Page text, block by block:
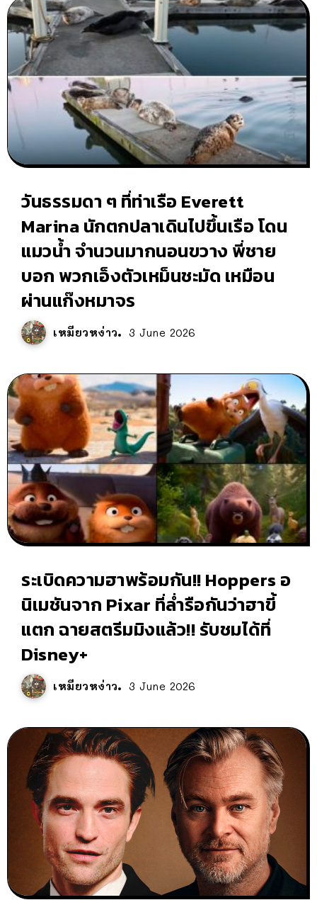
วันธรรมดา ๆ ที่ท่าเรือ Everett
Marina นักตกปลาเดินไปขึ้นเรือ โดน
แมวน้ำ จำนวนมากนอนขวาง พี่ชาย
บอก พวกเอ็งตัวเหม็นชะมัด เหมือน
ผ่านแก๊งหมาจร
เหมียวหง่าว 3 June 2026
ระเบิดความฮาพร้อมกัน!! Hoppers อ
นิเมชันจาก Pixar ที่ล่ำรือกันว่าฮาขี้
แตก ฉายสตรีมมิงแล้ว!! รับชมได้ที่
Disney+
เหมียวหง่าว 3 June 2026